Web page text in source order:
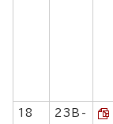
18
23B-